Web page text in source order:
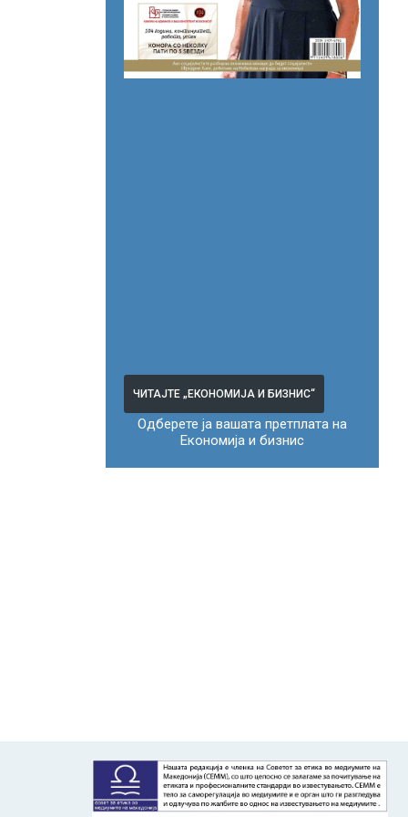
ЧИТАЈТЕ „ЕКОНОМИЈА И БИЗНИС“
Одберете ја вашата претплата на
Економија и бизнис